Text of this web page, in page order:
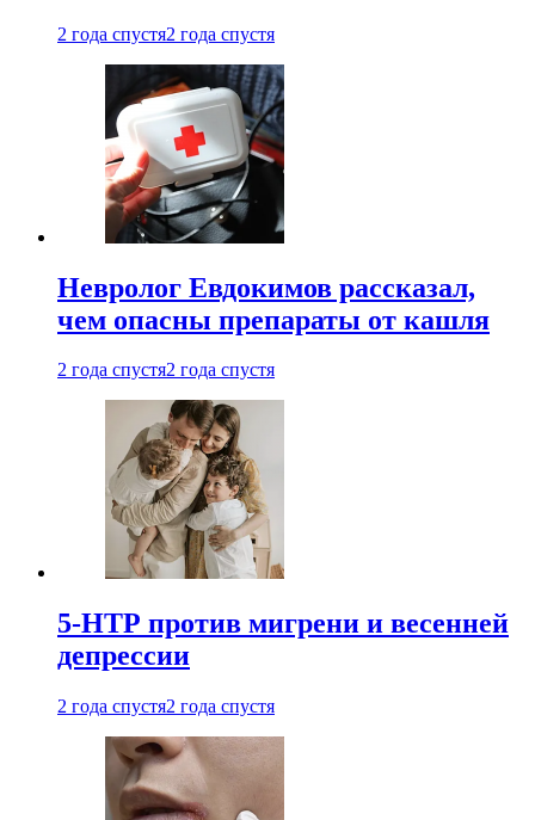
2 года спустя2 года спустя
Невролог Евдокимов рассказал,
чем опасны препараты от кашля
2 года спустя2 года спустя
5-НТР против мигрени и весенней
депрессии
2 года спустя2 года спустя